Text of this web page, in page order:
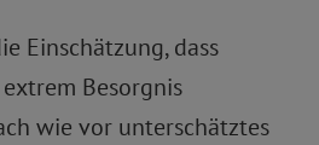
Einschätzung, dass
Besorgnis
wie vor unterschätztes